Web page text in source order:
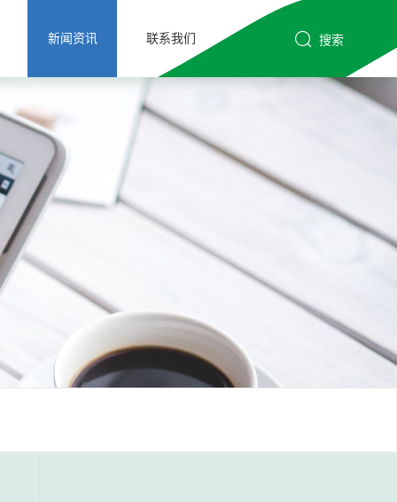
新闻资讯 联系我们 搜索